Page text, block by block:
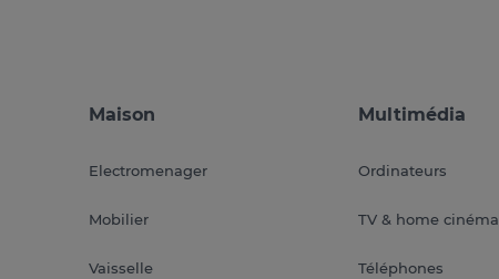
Maison
Electromenager
Mobilier
Vaisselle
Multimédia
Ordinateurs
TV & home cinéma
Téléphones